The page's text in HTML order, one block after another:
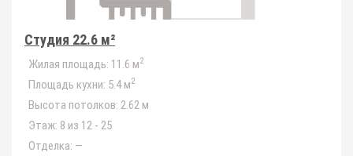
Студия 22.6 м²
Жилая площадь: 11.6 м2
Площадь кухни: 5.4 м2
Высота потолков: 2.62 м
Этаж: 8 из 12 - 25
Отделка: —